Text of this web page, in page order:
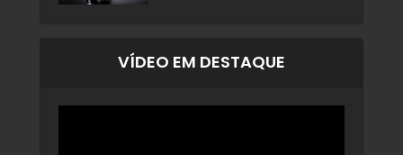
VÍDEO EM DESTAQUE